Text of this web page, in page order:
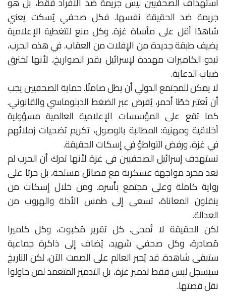
جريمة ضد الحقيقة نفسها. فكل صحفي يُسكت يعني
شاهدًا أقل على مأساة غزة. وكل منع للتغطية الإعلامية
يضيف طبقة جديدة من الإفلات من العقاب. في هذه الحرب،
تبدو الكاميرات مهددة لإسرائيل بقدر الصواريخ، لأنها تخترق
ضباب الدعاية.
لا يمكن للمجتمع الدولي أن يظل صامتًا. حماية الصحفيين يجب
أن تُعتبر خطًا أحمر، يُفرض عبر الضغط الدبلوماسي والقانوني.
كما تقع على المؤسسات الإعلامية العالمية مسؤولية
أخلاقية ومهنية: المطالبة بالوصول، تكريم تضحيات زملائهم
في غزة، ورفض التواطؤ في إسكات الحقيقة.
تستهدف إسرائيل الصحفيين في غزة لأنها تدرك أن الحرب لم
تعد مجرد مواجهة عسكرية مع فصائل مسلحة، بل حربًا على
رواية كاملة وعلى مجتمع بأسره. ومن خلال إسكات من
ينقلون المعاناة، تسعى إلى طمس الأدلة والهروب من
العدالة.
لكن الحقيقة لا تُمحى. كل تقرير مُكبوت، وكل كاميرا
مُصادرة، وكل صحفي شهيد، يُضاف إلى ذاكرة جماعية
ستبقى شاهدة. قد يُجبر العالم على الصمت الآن، لكن التاريخ
سيسجل ليس فقط تدمير غزة، بل التدمير المتعمد لمن حاولوا
نقل قصتها.